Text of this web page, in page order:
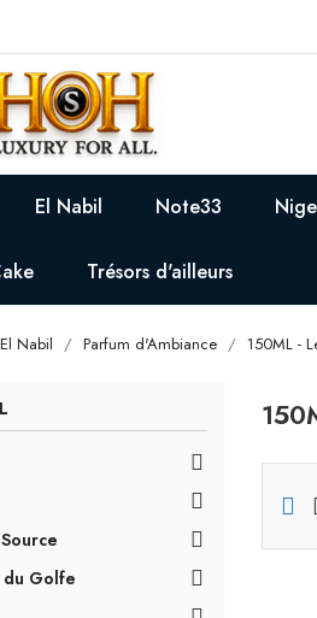
El Nabil Note33
Trésors d'ailleurs
El Nabil Parfum d'Ambiance 150ML -



Golfe
